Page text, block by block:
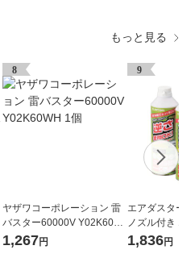
もっと見る
8
ヤザワコーポレーション 雷
バスター60000V Y02K60W
H 1個
1,267円
9
エアダスター
ノズル付き エ
フロン) 逆さ使
1,836円